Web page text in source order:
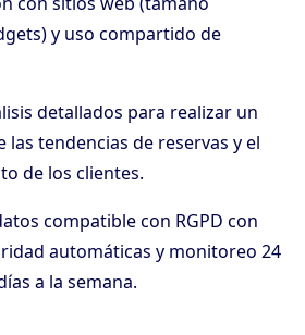
y uso compartido de
detallados para realizar un
las tendencias de reservas y el
de los clientes.
compatible con RGPD con
automáticas y monitoreo 24
a la semana.